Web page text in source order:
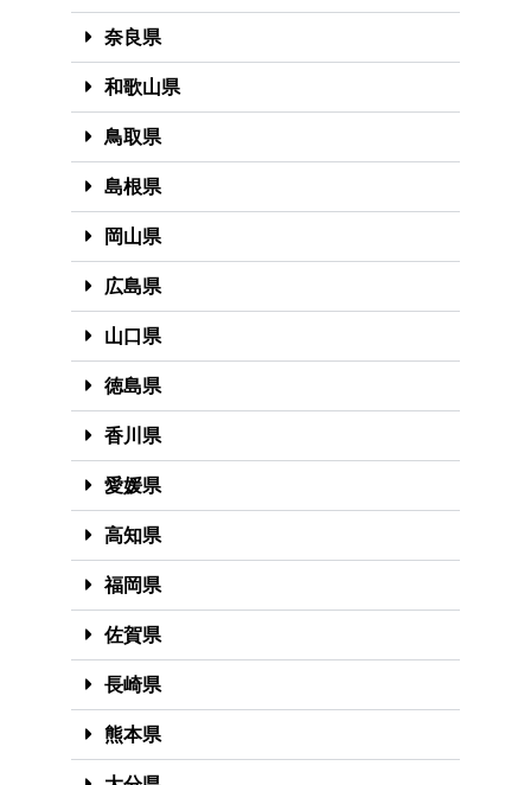
奈良県
和歌山県
鳥取県
島根県
岡山県
広島県
山口県
徳島県
香川県
愛媛県
高知県
福岡県
佐賀県
長崎県
熊本県